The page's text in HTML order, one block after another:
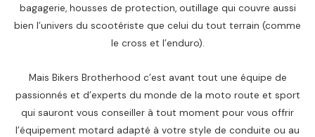
bagagerie, housses de protection, outillage qui couvre aussi
bien l’univers du scootériste que celui du tout terrain (comme
le cross et l’enduro).
Mais Bikers Brotherhood c’est avant tout une équipe de
passionnés et d’experts du monde de la moto route et sport
qui sauront vous conseiller à tout moment pour vous offrir
l’équipement motard adapté à votre style de conduite ou au